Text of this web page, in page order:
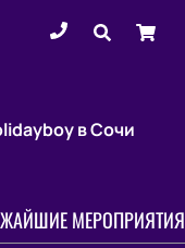
в Сочи
МЕРОПРИЯТИЯ